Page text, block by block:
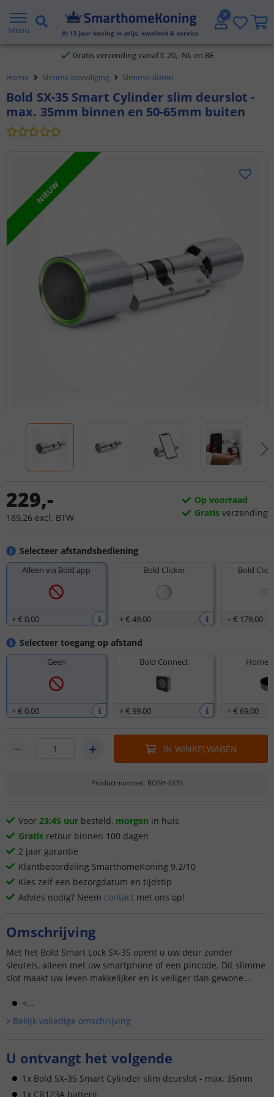
Menu Al 13 jaar koning in prijs, kwaliteit & service
2 jaar garantie
Gratis verzending vanaf € 20,- NL en BE
Klantbeoordeling 9.1
Voor 23:45 uur besteld,morgen in huis
Home Slimme beveiliging Slimme sloten
Bold SX-35 Smart Cylinder slim deurslot -
max. 35mm binnen en 50-65mm buiten
NIEUW
Selecteer afstandsbediening
Alleen via Bold app
+€ 0,00
Bold Clicker
+€ 49,00
Bold
+€ 179,00
Selecteer toegang op afstand
Geen
+€ 0,00
Bold Connect
+€ 99,00 +€ 69,00
229,-
189,26 excl. BTW
Op voorraad
Gratis verzending
IN WINKELWAGEN
Productnummer: BOSH-SX35
Voor 23:45 uur besteld, morgen in huis
Gratis retour binnen 100 dagen
2 jaar garantie
Klantbeoordeling SmarthomeKoning 9.2/10
Kies zelf een bezorgdatum en tijdstip
Advies nodig? Neem contact met ons op!
Omschrijving
Met het Bold Smart Lock SX-35 opent u uw deur zonder
sleutels, alleen met uw smartphone of een pincode. Dit slimme
slot maakt uw leven makkelijker en is veiliger dan gewone
<...
Bekijk volledige omschrijving
U ontvangt het volgende
1x Bold SX-35 Smart Cylinder slim deurslot - max. 35mm
1x CR123A batterij